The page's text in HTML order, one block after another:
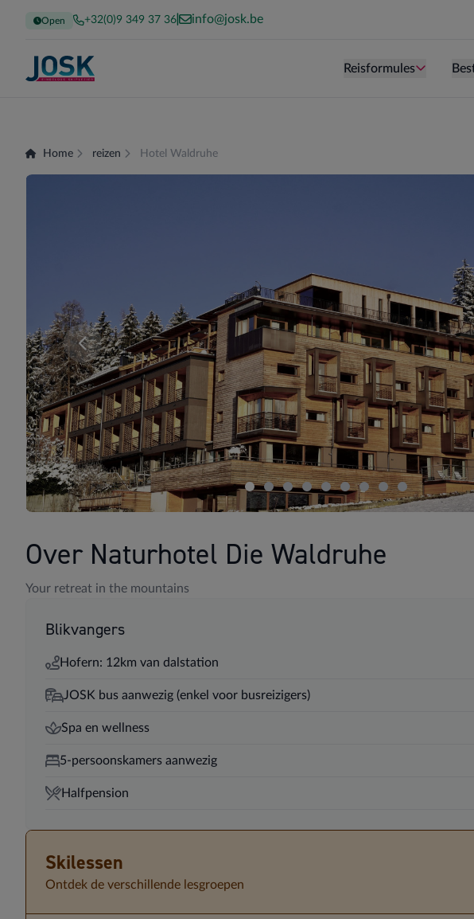
Open +32(0)9 349 37 36 info@josk.be
Terug naar de homepage
Reisformules
Home reizen Hotel Waldruhe
Er zijn momenteel geen kamers beschikbaar voor deze samenstelling.
Over Naturhotel Die Waldruhe
Your retreat in the mountains
Blikvangers
Hofern: 12km van dalstation
JOSK bus aanwezig (enkel voor busreizigers)
Spa en wellness
5-persoonskamers aanwezig
Halfpension
Skilessen
Ontdek de verschillende lesgroepen